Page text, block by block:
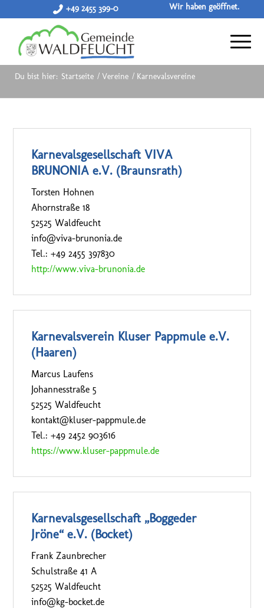
+49 2455 399-0 Wir haben geöffnet.
Du bist hier: Startseite / Vereine / Karnevalsvereine
Karnevalsgesellschaft VIVA
BRUNONIA e.V. (Braunsrath)
Torsten Hohnen
Ahornstraße 18
52525 Waldfeucht
info@viva-brunonia.de
Tel.: +49 2455 397830
http://www.viva-brunonia.de
Karnevalsverein Kluser Pappmule e.V.
(Haaren)
Marcus Laufens
Johannesstraße 5
52525 Waldfeucht
kontakt@kluser-pappmule.de
Tel.: +49 2452 903616
https://www.kluser-pappmule.de
Karnevalsgesellschaft „Boggeder
Jröne“ e.V. (Bocket)
Frank Zaunbrecher
Schulstraße 41 A
52525 Waldfeucht
info@kg-bocket.de